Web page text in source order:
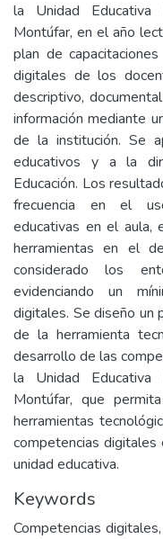
la Unidad
Montúfar, en el año
plan de
digitales de los
descriptivo,
información mediante
de la institución. Se
educativos y a la
Educación. Los
frecuencia en el
educativas en el
herramientas en el
considerado los
evidenciando un
digitales. Se diseño un
de la herramienta
desarrollo de las
la Unidad
Montúfar, que
herramientas
competencias
unidad educativa.
Keywords
Competencias